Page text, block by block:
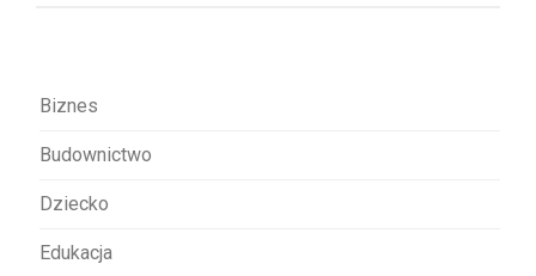
Biznes
Budownictwo
Dziecko
Edukacja